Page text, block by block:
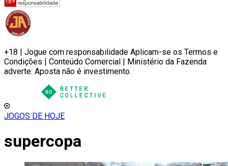
+18 | Jogue com responsabilidade Aplicam-se os Termos e
Condições | Conteúdo Comercial | Ministério da Fazenda
adverte: Aposta não é investimento.
JOGOS DE HOJE
supercopa